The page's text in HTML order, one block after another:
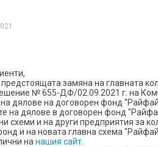
замяна на главната
№ 655-ДФ/02.09.2021 г. на
дялове на договорен фонд
на дялове в договорен фонд
схеми и на други предприятия за
и на новата главна схема
на нашия сайт